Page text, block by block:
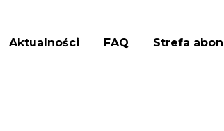
Aktualności FAQ Strefa